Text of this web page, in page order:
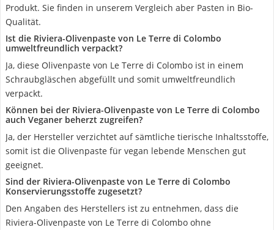
Produkt. Sie finden in unserem Vergleich aber Pasten in Bio-
Qualität.
Ist die Riviera-Olivenpaste von Le Terre di Colombo
umweltfreundlich verpackt?
Ja, diese Olivenpaste von Le Terre di Colombo ist in einem
Schraubgläschen abgefüllt und somit umweltfreundlich
verpackt.
Können bei der Riviera-Olivenpaste von Le Terre di Colombo
auch Veganer beherzt zugreifen?
Ja, der Hersteller verzichtet auf sämtliche tierische Inhaltsstoffe,
somit ist die Olivenpaste für vegan lebende Menschen gut
geeignet.
Sind der Riviera-Olivenpaste von Le Terre di Colombo
Konservierungsstoffe zugesetzt?
Den Angaben des Herstellers ist zu entnehmen, dass die
Riviera-Olivenpaste von Le Terre di Colombo ohne